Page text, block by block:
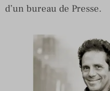
d’un bureau de Presse.